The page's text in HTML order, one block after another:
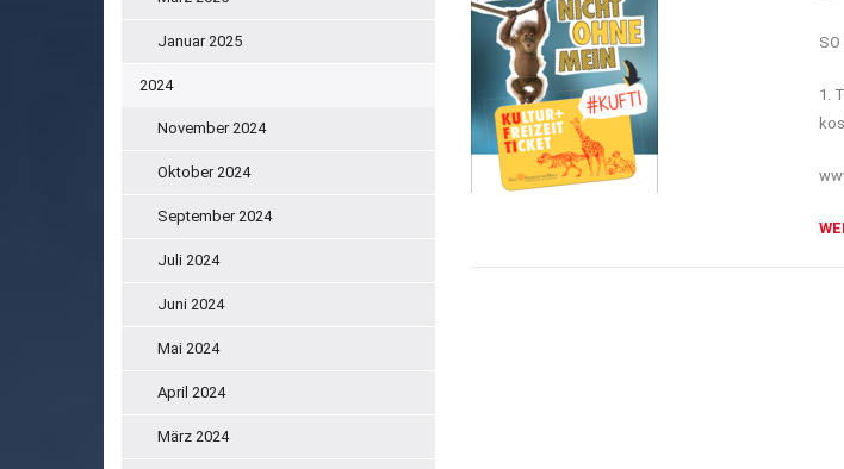
Januar 2025
2024
November 2024
Oktober 2024
September 2024
Juli 2024
Juni 2024
Mai 2024
April 2024
März 2024
SO
1.